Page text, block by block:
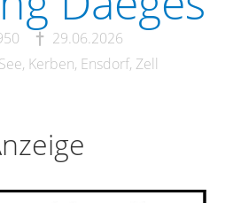
29.06.2026
Kerben, Ensdorf, Zell